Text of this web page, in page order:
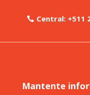
Central: +511
Mantente